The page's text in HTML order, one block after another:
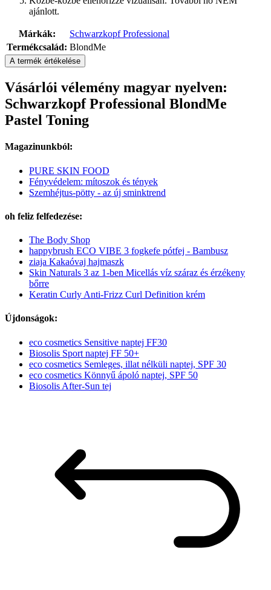
ajánlott.
Márkák:
Schwarzkopf Professional
Termékcsalád: BlondMe
A termék értékelése
Vásárlói vélemény magyar nyelven:
Schwarzkopf Professional BlondMe
Pastel Toning
Magazinunkból:
PURE SKIN FOOD
Fényvédelem: mítoszok és tények
Szemhéjtus-pötty - az új sminktrend
oh feliz felfedezése:
The Body Shop
happybrush ECO VIBE 3 fogkefe pótfej - Bambusz
ziaja Kakaóvaj hajmaszk
Skin Naturals 3 az 1-ben Micellás víz száraz és érzékeny
bőrre
Keratin Curly Anti-Frizz Curl Definition krém
Újdonságok:
eco cosmetics Sensitive naptej FF30
Biosolis Sport naptej FF 50+
eco cosmetics Semleges, illat nélküli naptej, SPF 30
eco cosmetics Könnyű ápoló naptej, SPF 50
Biosolis After-Sun tej